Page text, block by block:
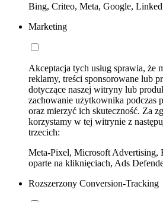
Bing, Criteo, Meta, Google,
Marketing
Akceptacja tych usług sprawia, że
reklamy, treści sponsorowane lub
dotyczące naszej witryny lub
zachowanie użytkownika podczas
oraz mierzyć ich skuteczność. Za
korzystamy w tej witrynie z
trzecich:
Meta-Pixel, Microsoft Advertising,
oparte na kliknięciach, Ads
Rozszerzony Conversion-Tracking